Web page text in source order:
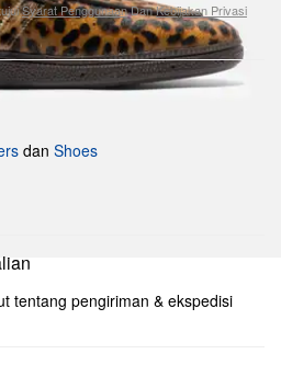
Syarat PenggunaanDanKebijakan Privasi
dan Shoes
tentang pengiriman & ekspedisi